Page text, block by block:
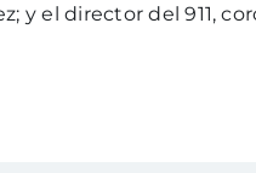
y el director del 911,